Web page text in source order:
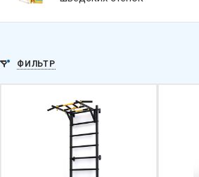
ФИЛЬТР